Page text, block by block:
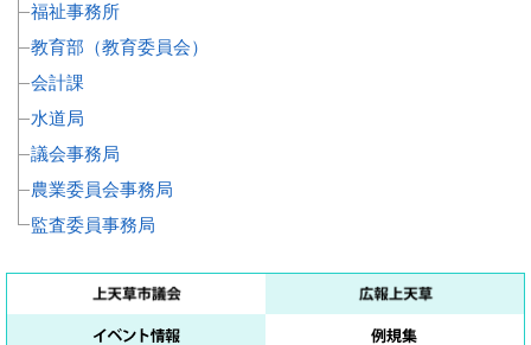
福祉事務所
教育部（教育委員会）
会計課
水道局
議会事務局
農業委員会事務局
監査委員事務局